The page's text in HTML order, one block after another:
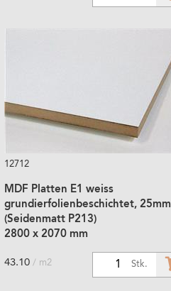
12712
MDF Platten E1 weiss
grundierfolienbeschichtet, 25mm
(Seidenmatt P213)
2800 x 2070 mm
Stk.
43.10 / m2